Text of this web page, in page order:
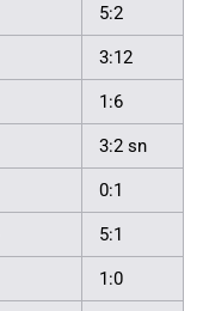
5:2
3:12
1:6
3:2 sn
0:1
5:1
1:0